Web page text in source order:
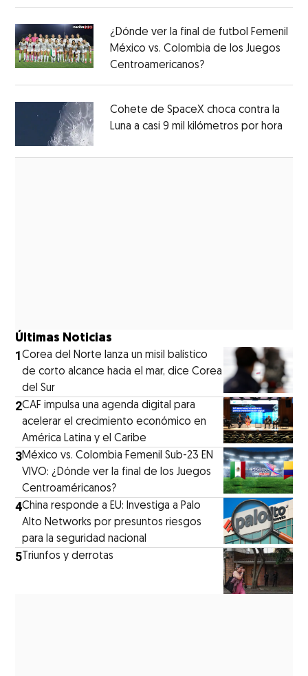
¿Dónde ver la final de futbol Femenil
México vs. Colombia de los Juegos
Centroamericanos?Opens in new
Cohete de SpaceX choca contra la
Luna a casi 9 mil kilómetros por hora
Últimas Noticias
1Corea del Norte lanza un misil balístico
de corto alcance hacia el mar, dice Corea
del Sur
2CAF impulsa una agenda digital para
acelerar el crecimiento económico en
América Latina y el Caribe
3México vs. Colombia Femenil Sub-23 EN
VIVO: ¿Dónde ver la final de los Juegos
Centroaméricanos?
4China responde a EU: Investiga a Palo
Alto Networks por presuntos riesgos
para la seguridad nacional
5 Triunfos y derrotas